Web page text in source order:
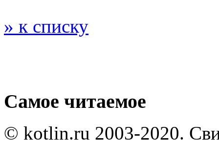
» к списку
Самое читаемое
© kotlin.ru 2003-2020.